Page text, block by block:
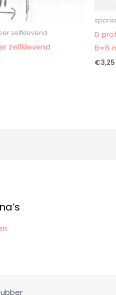
zelfklevend
zelfklevend
D
B=6
€3,25